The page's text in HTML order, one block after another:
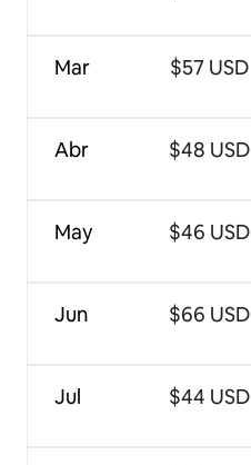
Mar
Abr
May
Jun
Jul
$57 USD
$48 USD
$46 USD
$66 USD
$44 USD